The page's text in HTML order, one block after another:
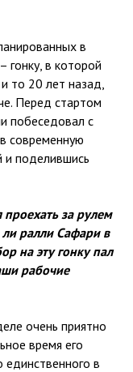
в
гонку, в которой
то 20 лет назад,
Перед стартом
побеседовал с
современную
и поделившись
проехать за рулем
ралли Сафари в
на эту гонку пал
рабочие
очень приятно
время его
единственного в